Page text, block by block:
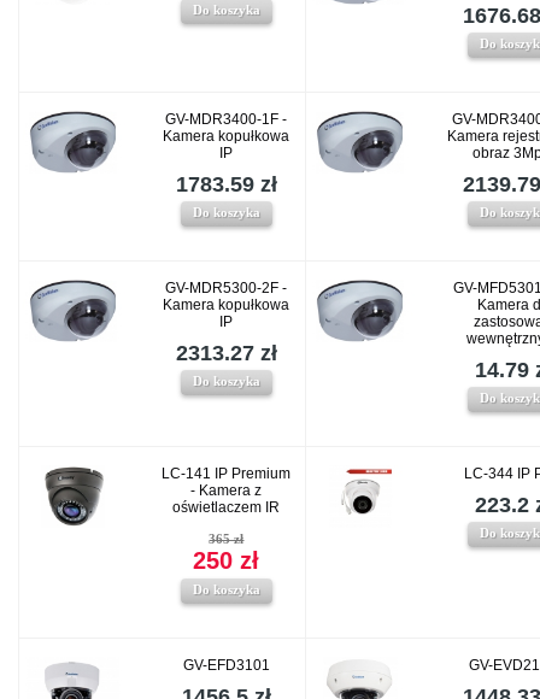
Do koszyka
Do
GV-MDR3400-1F -
Kamera kopułkowa
IP
1783.59 zł
Do koszyka
GV-
Kamera
obraz
Do
GV-MDR5300-2F -
Kamera kopułkowa
IP
2313.27 zł
Do koszyka
GV-
Kamera
14.79
Do
LC-141 IP Premium
- Kamera z
oświetlaczem IR
365 zł
250 zł
Do koszyka
LC-344 IP
223.2
Do
GV-EFD3101 GV-